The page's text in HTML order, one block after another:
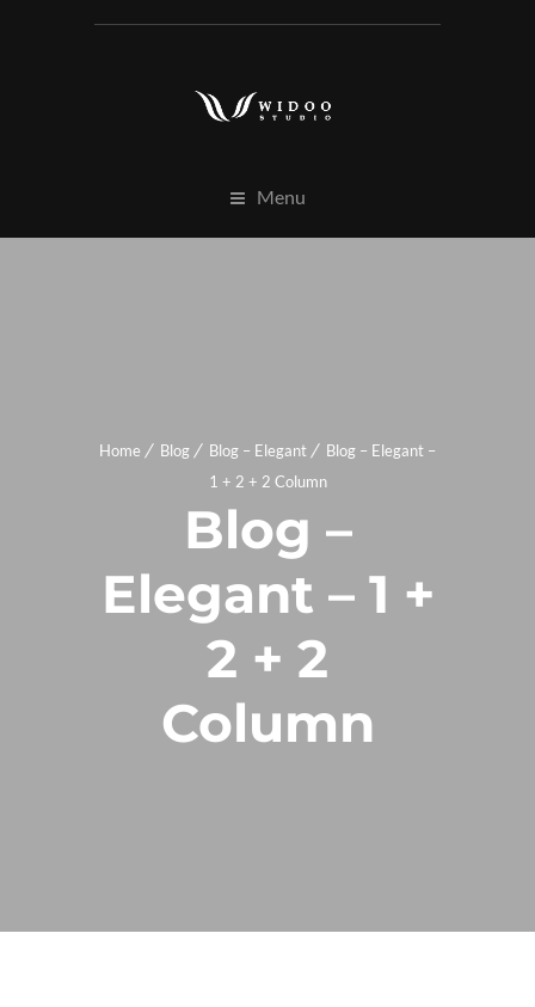
Menu
Home Blog Blog – Elegant
Blog – Elegant –
1 + 2 + 2 Column
Blog –
Elegant – 1 +
2 + 2
Column